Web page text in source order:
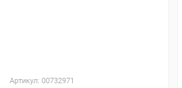
Артикул: 00732971